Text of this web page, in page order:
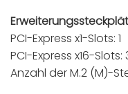
PCI-Express x1-Slots: 1
PCI-Express x16-Slots:
Anzahl der M.2 (M)-